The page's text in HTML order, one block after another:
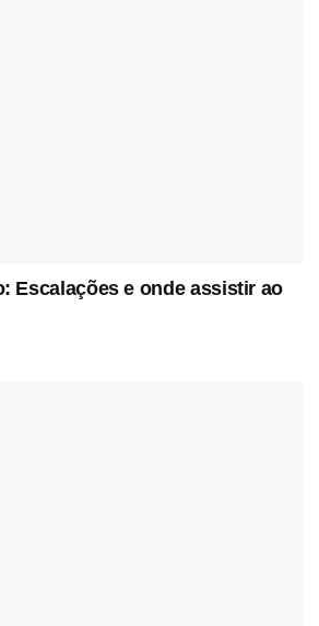
Escalações e onde assistir ao